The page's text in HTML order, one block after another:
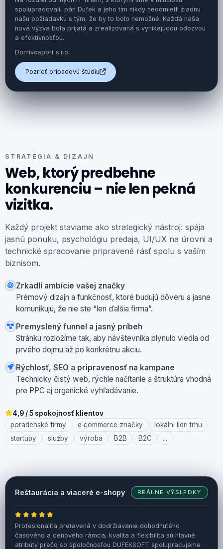
spolupracovali, pán Dufek a jeho tím nikdy neodmietli žiadnu
našu požiadavku s tým, že by to bolo nemožné. Každá naša
nová výzva bola prijatá a zrealizovaná s vynikajúcou odozvou
a efektívnosťou.
Domivosport s.r.o.
Pozrieť prípadovú štúdiu
STRATÉGIA & DIZAJN
Web, ktorý predbehne
konkurenciu – nie len pekná
vizitka.
Každý projekt staviame ako strategický nástroj: spája
jasnú ponuku, psychológiu predaja, UI/UX na úrovni a
technické spracovanie pripravené rásť spolu s vaším
biznisom.
Zrkadlí ambície vašej značky
Prémový dizajn a funkčnosť, ktoré budujú dôveru a jasne
komunikujú, že nie ste “len ďalšia firma”.
Premyslený funnel a jasný príbeh
Stránku rozložíme tak, aby návštevníka plynulo viedla od
prvého dojmu až po konkrétnu akciu.
Rýchlosť, SEO a pripravenosť na kampane
Technicky čistý web, rýchle načítanie a štruktúra vhodná
pre PPC aj organické vyhľadávanie.
4,9 / 5 spokojnosť klientov
poradenské firmy
e‑commerce značky
lokálni lídri trhu
startupy
služby výroba B2B B2C ...
Reštaurácia a viaceré e-shopy REÁLNE VÝSLEDKY
Profesionalita pretavená v dodržiavanie dohodnutého
časového a cenového rámca, kvalita a flexibilita sú hlavné
atribúty prečo so spoločnosťou DUFEKSOFT spolupracujeme